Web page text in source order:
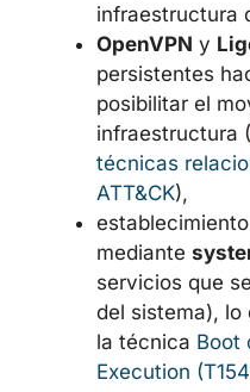
infraestructura
OpenVPN y
persistentes
posibilitar el
infraestructura (
técnicas
ATT&CK),
mediante
servicios que
del sistema), lo
la técnica Boot
Execution